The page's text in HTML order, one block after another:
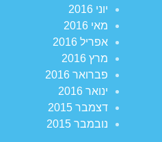
יוני 2016
מאי 2016
אפריל 2016
מרץ 2016
פברואר 2016
ינואר 2016
דצמבר 2015
נובמבר 2015